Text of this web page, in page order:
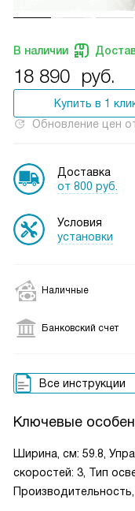
В наличии
18 890 руб.
Купить в 1
Обновление цен
Доставка
от 800 руб.
Условия
установки
Наличные
Банковский счет
Все инструкции
Ключевые
Ширина, см: 59.8,
скоростей: 3, Тип